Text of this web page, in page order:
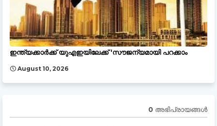
ഇന്ത്യക്കാർക്ക് യുഎഇയിലേക്ക് ‘സൗജന്യമായി പറക്കാം
August 10, 2026
0 അഭിപ്രായങ്ങള്‍